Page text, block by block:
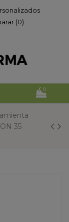
(0)
0
35